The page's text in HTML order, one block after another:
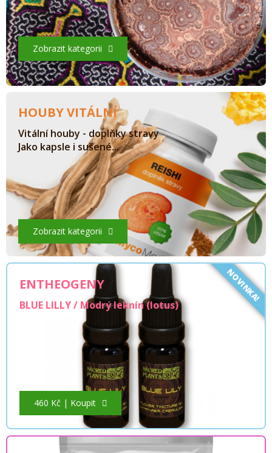
Zobrazit kategorii
HOUBY VITÁLNÍ
Vitální houby - doplňky stravy
Jako kapsle i sušené...
Zobrazit kategorii
ENTHEOGENY
BLUE LILLY / Modrý leknín (lotus)
460 Kč | Koupit
NOVINKA!